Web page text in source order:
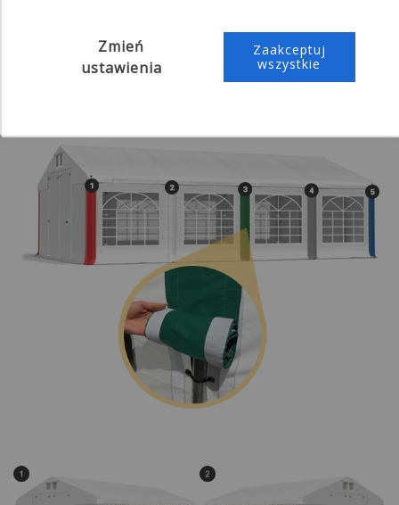
zielonego"
,,Proszę o przesłanie maskownic koloru: 5
Zmień
ustawienia
Zaakceptuj
wszystkie